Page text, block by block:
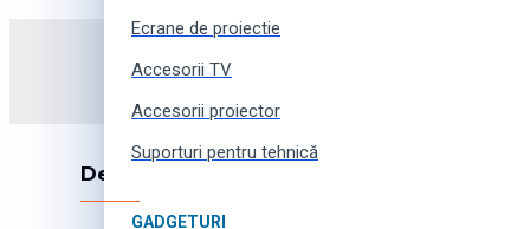
Ecrane de proiectie
Accesorii TV
Accesorii proiector
Suporturi pentru tehnică
GADGETURI
Despre companie